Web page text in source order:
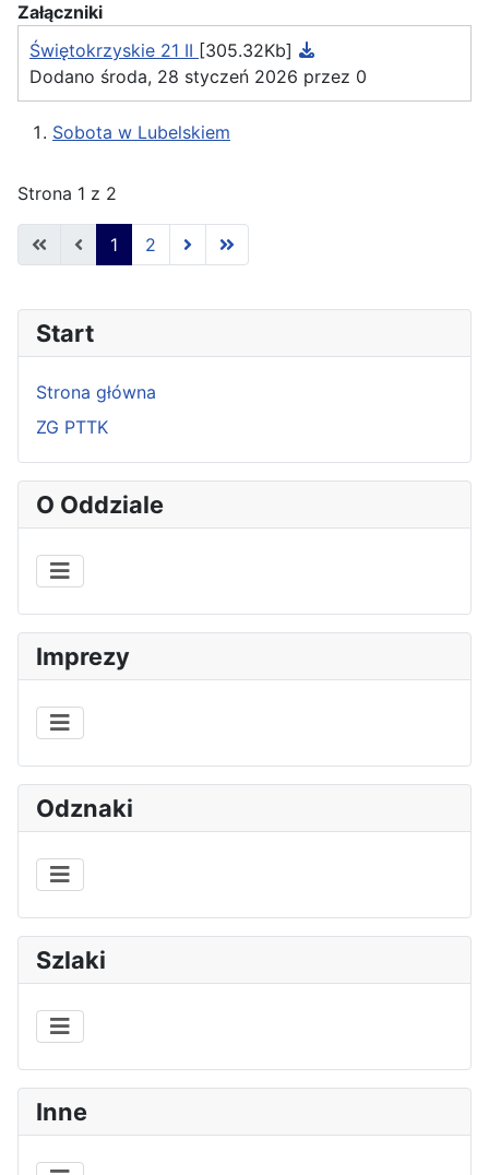
Załączniki
Świętokrzyskie 21 II [305.32Kb]
Dodano środa, 28 styczeń 2026 przez 0
Sobota w Lubelskiem
Strona 1 z 2
1 2
Start
Strona główna
ZG PTTK
O Oddziale
Imprezy
Odznaki
Szlaki
Inne